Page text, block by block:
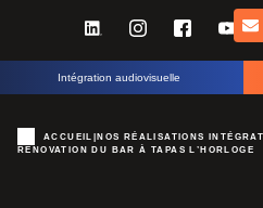
Intégration audiovisuelle
ACCUEIL NOS RÉALISATIONS
RÉNOVATION DU BAR À TAPAS L’HORLOGE